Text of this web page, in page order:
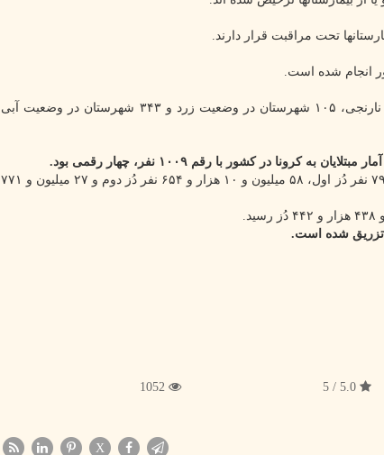
در حال حاضر ۰ شهرستان در وضعیت قرمز، ۰ شهرستان در وضعیت نارنجی، ۱۰۵ شهرستان در وضعیت زرد و ۳۴۳ شهرستان در وضعیت آبی
در کشور با رقم ۱۰۰۹ نفر، چهار رقمی بود.
همچنین بنا بر اعلام وزارت بهداشت، تا کنون ۶۴ میلیون و ۶۵۵ هزار و ۷۹۷ نفر دُز اول، ۵۸ میلیون و ۱۰ هزار و ۶۵۴ نفر دُز دوم و ۲۷ میلیون و ۷۷۱
5.0 / 5
1052
X